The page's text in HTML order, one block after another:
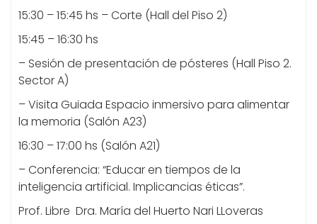
15:30 – 15:45 hs – Corte (Hall del Piso 2)
15:45 – 16:30 hs
– Sesión de presentación de pósteres (Hall Piso 2.
Sector A)
– Visita Guiada Espacio inmersivo para alimentar
la memoria (Salón A23)
16:30 – 17:00 hs (Salón A21)
– Conferencia: “Educar en tiempos de la
inteligencia artificial. Implicancias éticas”.
Prof. Libre Dra. María del Huerto Nari LLoveras